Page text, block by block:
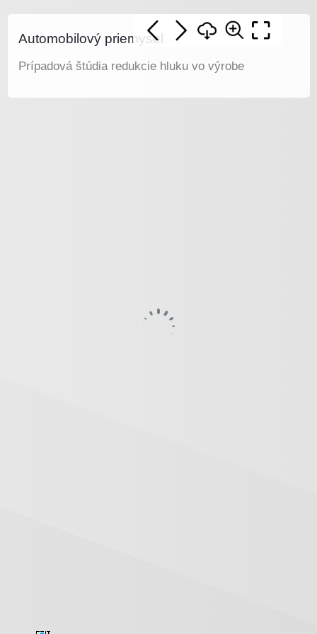
Automobilový priemysel
Prípadová štúdia redukcie hluku vo výrobe